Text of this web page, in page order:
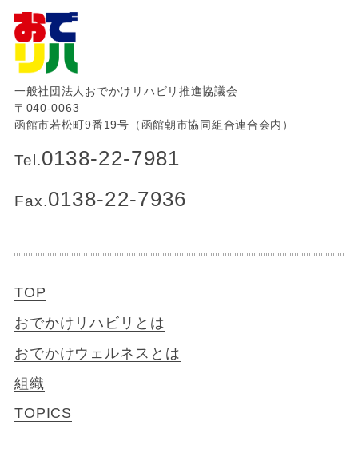
一般社団法人おでかけリハビリ推進協議会
〒040-0063
函館市若松町9番19号（函館朝市協同組合連合会内）
Tel.0138-22-7981
Fax.0138-22-7936
TOP
おでかけリハビリとは
おでかけウェルネスとは
組織
TOPICS